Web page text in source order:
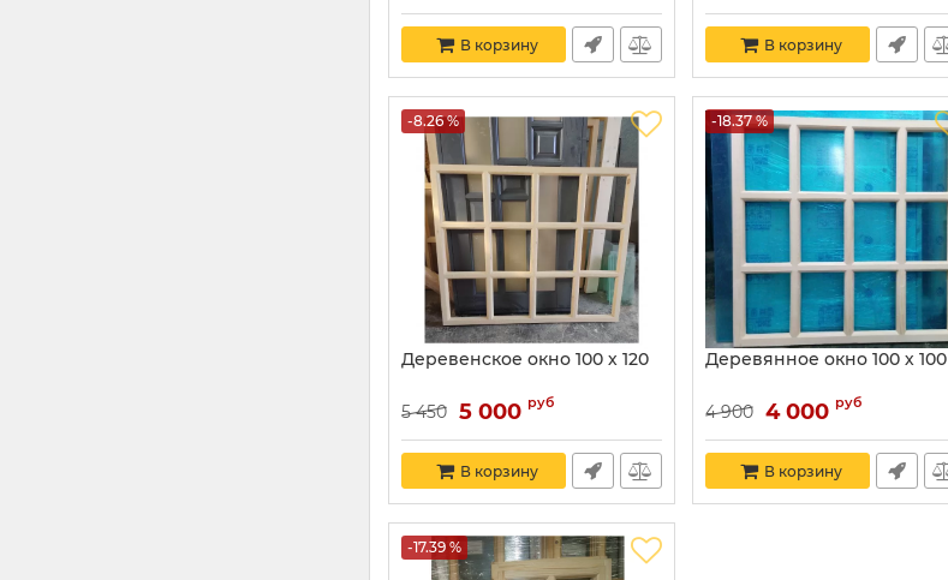
В корзину В корзину
-8.26 %
Деревенское окно 100 х 120
5 450 5 000 руб
В корзину
-18.37 %
Деревянное окно 100 х 100
4 900 4 000 руб
В корзину
-17.39 %